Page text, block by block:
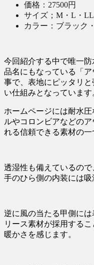
価格：27500円
サイズ；M・L・
カラー：ブラック
今回紹介する中で唯一
品名にもなっている「
事で、表地にピッタリ
い仕組みとなっています
ホームページには耐水
ルやコロンビアなどの
れる信頼できる素材の一
透湿性も備えているの
手のひら側の内装には吸
逆に風の当たる甲側に
リース素材が採用する
暖かさを感じます。